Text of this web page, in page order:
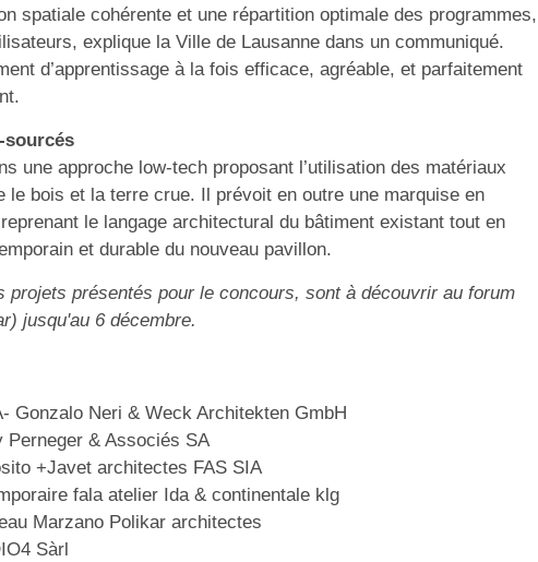
spatiale cohérente et une répartition optimale des programmes,
explique la Ville de Lausanne dans un communiqué.
d’apprentissage à la fois efficace, agréable, et parfaitement
sourcés
une approche low-tech proposant l’utilisation des matériaux
le bois et la terre crue. Il prévoit en outre une marquise en
le langage architectural du bâtiment existant tout en
et durable du nouveau pavillon.
projets présentés pour le concours, sont à découvrir au forum
jusqu'au 6 décembre.
Gonzalo Neri & Weck Architekten GmbH
Perneger & Associés SA
+Javet architectes FAS SIA
fala atelier Ida & continentale klg
Marzano Polikar architectes
Sàrl